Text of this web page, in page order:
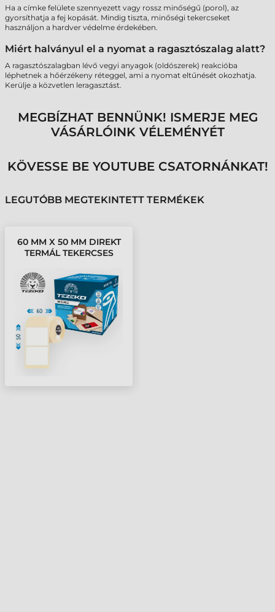
Ha a címke felülete szennyezett vagy rossz minőségű (porol), az
gyorsíthatja a fej kopását. Mindig tiszta, minőségi tekercseket
használjon a hardver védelme érdekében.
Miért halványul el a nyomat a ragasztószalag alatt?
A ragasztószalagban lévő vegyi anyagok (oldószerek) reakcióba
léphetnek a hőérzékeny réteggel, ami a nyomat eltűnését okozhatja.
Kerülje a közvetlen leragasztást.
MEGBÍZHAT BENNÜNK! ISMERJE MEG
VÁSÁRLÓINK VÉLEMÉNYÉT
KÖVESSE BE YOUTUBE CSATORNÁNKAT!
LEGUTÓBB MEGTEKINTETT TERMÉKEK
60 MM X 50 MM DIREKT
TERMÁL TEKERCSES
3000 CÍMKE/TEKERCS )